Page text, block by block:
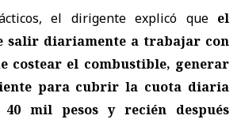
el dirigente explicó que el
salir diariamente a trabajar con
costear el combustible, generar
para cubrir la cuota diaria
mil pesos y recién después